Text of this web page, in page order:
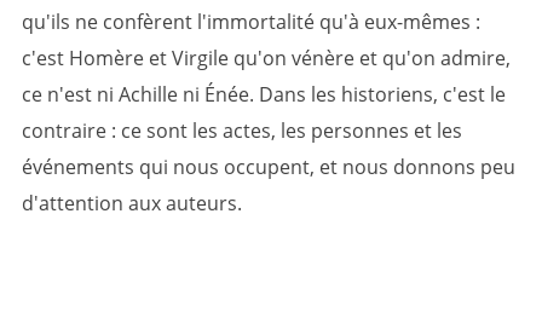
qu'ils ne confèrent l'immortalité qu'à eux-mêmes :
c'est Homère et Virgile qu'on vénère et qu'on admire,
ce n'est ni Achille ni Énée. Dans les historiens, c'est le
contraire : ce sont les actes, les personnes et les
événements qui nous occupent, et nous donnons peu
d'attention aux auteurs.